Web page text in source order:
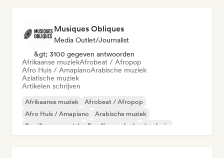
Musiques Obliques
Media Outlet/Journalist
&gt; 3100 gegeven antwoorden
Afrikaanse muziekAfrobeat / Afropop
Afro Huis / AmapianoArabische muziek
Aziatische muziek
Artikelen schrijven
Afrikaanse muziek
Afrobeat / Afropop
Afro Huis / Amapiano
Arabische muziek
Braziliaanse muziek
Braziliaanse funk
Jazzfusie